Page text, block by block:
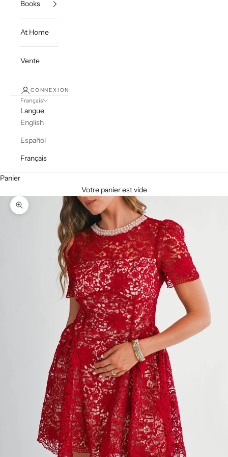
Books
At Home
Vente
CONNEXION
Français
Langue
English
Español
Français
Panier
Votre panier est vide
Zoomer sur l'image